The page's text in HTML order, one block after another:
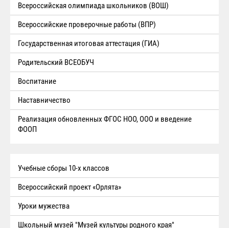
Всероссийская олимпиада школьников (ВОШ)
Всероссийские проверочные работы (ВПР)
Государственная итоговая аттестация (ГИА)
Родительский ВСЕОБУЧ
Воспитание
Наставничество
Реализация обновленных ФГОС НОО, ООО и введение
ФООП
Учебные сборы 10-х классов
Всероссийский проект «Орлята»
Уроки мужества
Школьный музей "Музей культуры родного края"